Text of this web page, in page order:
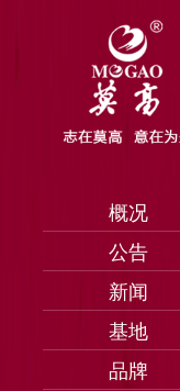
概况
公告
新闻
基地
品牌